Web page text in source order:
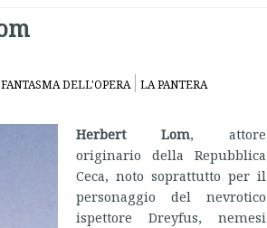
DELL'OPERA
LA PANTERA
Herbert Lom, attore
originario della Repubblica
Ceca, noto soprattutto per il
personaggio del nevrotico
ispettore Dreyfus, nemesi